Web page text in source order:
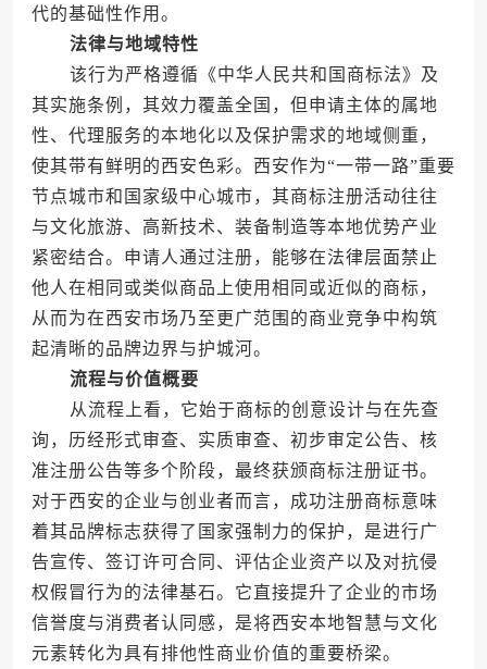
代的基础性作用。
法律与地域特性
该行为严格遵循《中华人民共和国商标法》及
其实施条例，其效力覆盖全国，但申请主体的属地
性、代理服务的本地化以及保护需求的地域侧重，
使其带有鲜明的西安色彩。西安作为“一带一路”重要
节点城市和国家级中心城市，其商标注册活动往往
与文化旅游、高新技术、装备制造等本地优势产业
紧密结合。申请人通过注册，能够在法律层面禁止
他人在相同或类似商品上使用相同或近似的商标，
从而为在西安市场乃至更广范围的商业竞争中构筑
起清晰的品牌边界与护城河。
流程与价值概要
从流程上看，它始于商标的创意设计与在先查
询，历经形式审查、实质审查、初步审定公告、核
准注册公告等多个阶段，最终获颁商标注册证书。
对于西安的企业与创业者而言，成功注册商标意味
着其品牌标志获得了国家强制力的保护，是进行广
告宣传、签订许可合同、评估企业资产以及对抗侵
权假冒行为的法律基石。它直接提升了企业的市场
信誉度与消费者认同感，是将西安本地智慧与文化
元素转化为具有排他性商业价值的重要桥梁。